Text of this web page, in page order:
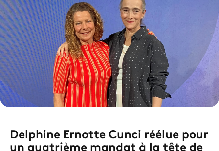
Delphine Ernotte Cunci réélue pour
un quatrième mandat à la tête de